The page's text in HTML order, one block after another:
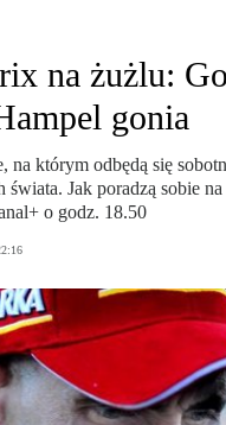
na żużlu:
gonia
na którym odbędą się
świata. Jak poradzą sobie
o godz. 18.50